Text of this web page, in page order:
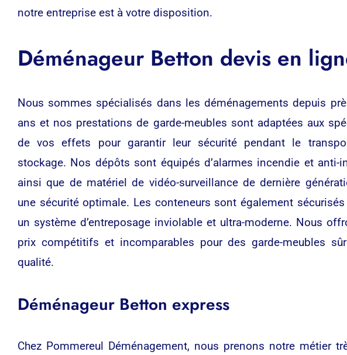
notre entreprise est à votre disposition.
Déménageur Betton devis en
Nous sommes spécialisés dans les déménagements depuis
ans et nos prestations de garde-meubles sont adaptées aux
de vos effets pour garantir leur sécurité pendant le
stockage. Nos dépôts sont équipés d’alarmes incendie et anti-
ainsi que de matériel de vidéo-surveillance de dernière
une sécurité optimale. Les conteneurs sont également sécurisés
un système d’entreposage inviolable et ultra-moderne. Nous
prix compétitifs et incomparables pour des garde-meubles
qualité.
Déménageur Betton express
Chez Pommereul Déménagement, nous prenons notre métier